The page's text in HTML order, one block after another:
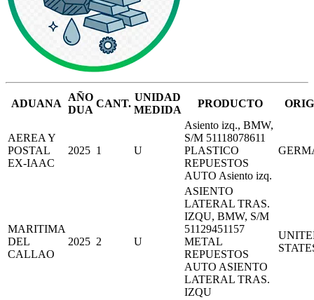
ADUANA
AÑO
DUA
CANT.
UNIDAD
MEDIDA
PRODUCTO
AEREA Y
POSTAL
EX-IAAC
2025 1 U
Asiento izq., BMW,
S/M 51118078611
PLASTICO
REPUESTOS
AUTO Asiento izq.
MARITIMA
DEL
CALLAO
2025 2 U
ASIENTO
LATERAL TRAS.
IZQU, BMW, S/M
51129451157
METAL
REPUESTOS
AUTO ASIENTO
LATERAL TRAS.
IZQU